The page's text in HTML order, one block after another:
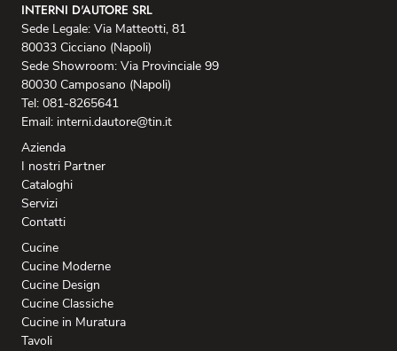
INTERNI D'AUTORE SRL
Sede Legale: Via Matteotti, 81
80033 Cicciano (Napoli)
Sede Showroom: Via Provinciale 99
80030 Camposano (Napoli)
Tel: 081-8265641
Email: interni.dautore@tin.it
Azienda
I nostri Partner
Cataloghi
Servizi
Contatti
Cucine
Cucine Moderne
Cucine Design
Cucine Classiche
Cucine in Muratura
Tavoli